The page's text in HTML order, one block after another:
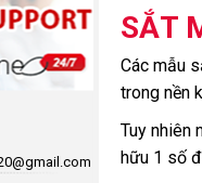
SẮT
Các mẫu
trong nền
Tuy nhiên
hữu 1 số